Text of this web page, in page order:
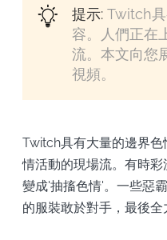
提示:Twitch具
容。人們正在
流。本文向您
視頻。
Twitch具有大量的邊界
情活動的現場流。有時
變成'抽搐色情'。一些惡
的服裝敢於對手，最後全